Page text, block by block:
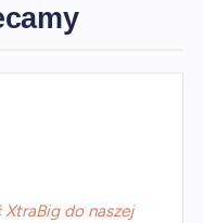
do naszej